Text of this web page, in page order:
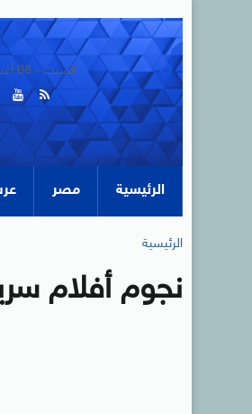
السبت - 08 أغسطس 2026
الرئيسية مصر
الرئيسية
نجوم أفلام